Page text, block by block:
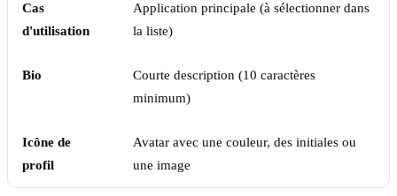
Cas
d'utilisation
Application principale (à sélectionner dans
la liste)
Bio
Courte description (10 caractères
minimum)
Icône de
profil
Avatar avec une couleur, des initiales ou
une image